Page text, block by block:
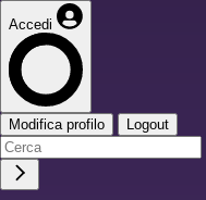
Accedi
Modifica profilo Logout